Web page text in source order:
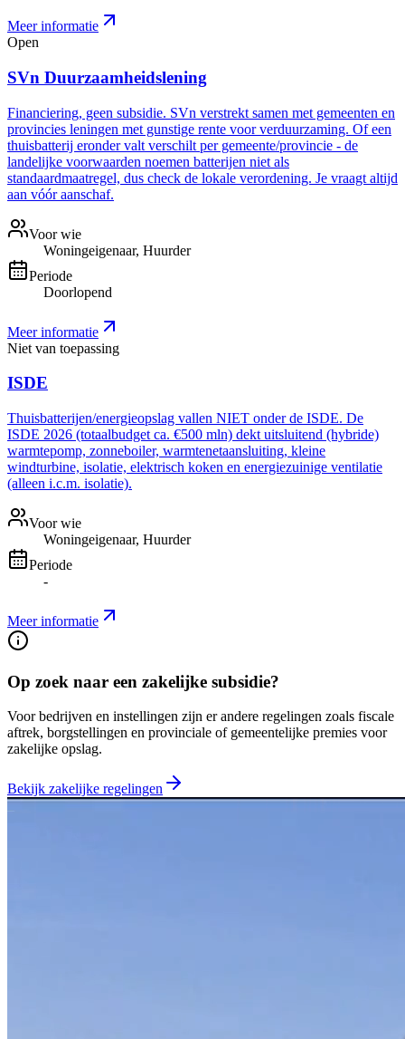
Meer informatie
Open
SVn Duurzaamheidslening
Financiering, geen subsidie. SVn verstrekt samen met gemeenten en
provincies leningen met gunstige rente voor verduurzaming. Of een
thuisbatterij eronder valt verschilt per gemeente/provincie - de
landelijke voorwaarden noemen batterijen niet als
standaardmaatregel, dus check de lokale verordening. Je vraagt altijd
aan vóór aanschaf.
Voor wie
Woningeigenaar, Huurder
Periode
Doorlopend
Meer informatie
Niet van toepassing
ISDE
Thuisbatterijen/energieopslag vallen NIET onder de ISDE. De
ISDE 2026 (totaalbudget ca. €500 mln) dekt uitsluitend (hybride)
warmtepomp, zonneboiler, warmtenetaansluiting, kleine
windturbine, isolatie, elektrisch koken en energiezuinige ventilatie
(alleen i.c.m. isolatie).
Voor wie
Woningeigenaar, Huurder
Periode
-
Meer informatie
Op zoek naar een zakelijke subsidie?
Voor bedrijven en instellingen zijn er andere regelingen zoals fiscale
aftrek, borgstellingen en provinciale of gemeentelijke premies voor
zakelijke opslag.
Bekijk zakelijke regelingen